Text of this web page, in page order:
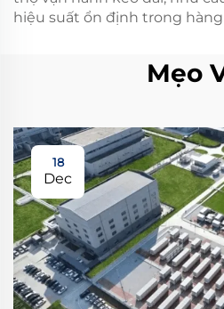
hiệu suất ổn định trong
Mẹo
18
Dec